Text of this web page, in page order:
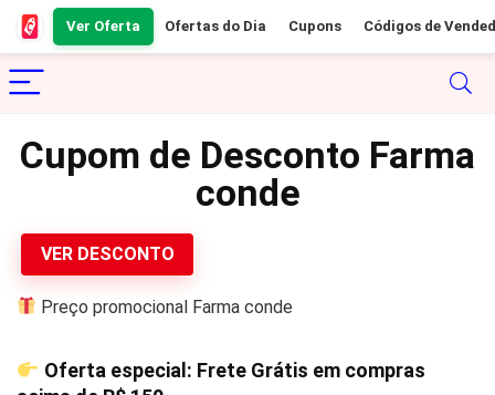
Ver Oferta Ofertas do Dia Cupons Códigos de
Cupom de Desconto Farma
conde
VER DESCONTO
Preço promocional Farma conde
Oferta especial: Frete Grátis em compras